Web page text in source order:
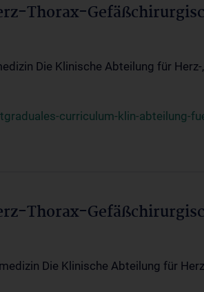
Thorax-
Die Klinische Abteilung für
curriculum-klin-abteilung-
Thorax-
Die Klinische Abteilung für